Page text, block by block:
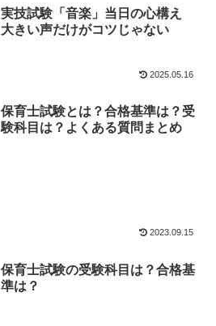
実技試験「音楽」当日の心構え
大きい声だけがコツじゃない
2025.05.16
保育士試験とは？合格基準は？受
験科目は？よくある質問まとめ
2023.09.15
保育士試験の受験科目は？合格基
準は？